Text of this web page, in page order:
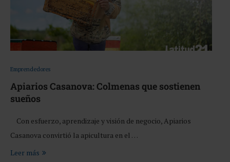
Emprendedores
Apiarios Casanova: Colmenas que sostienen
sueños
Con esfuerzo, aprendizaje y visión de negocio, Apiarios
Casanova convirtió la apicultura en el …
Leer más